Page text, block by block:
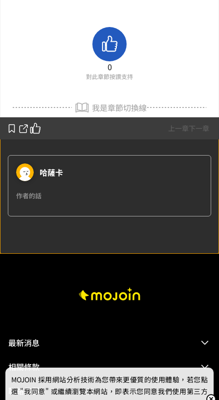
上一章下一章
0
對此章節按讚支持
我是章節切換線
哈薩卡
作者的話
最新消息
相關條款
聯絡我們
MOJOIN 採用網站分析技術為您帶來更優質的使用體驗，若您點
選 "我同意" 或繼續瀏覽本網站，即表示您同意我們使用第三方